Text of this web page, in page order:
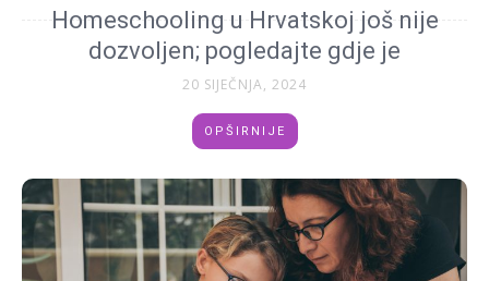
Homeschooling u Hrvatskoj još nije
dozvoljen; pogledajte gdje je
20 SIJEČNJA, 2024
OPŠIRNIJE